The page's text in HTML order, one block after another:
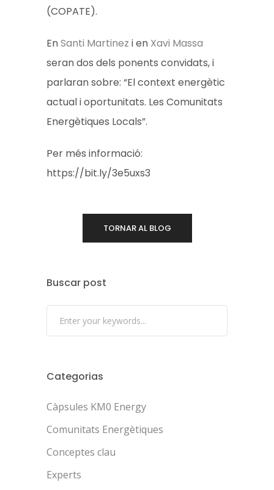
(COPATE).
EnSanti Martinez i en Xavi Massa
seran dos dels ponents convidats, i
parlaran sobre: “El context energètic
actual i oportunitats. Les Comunitats
Energètiques Locals”.
Per més informació:
https://bit.ly/3e5uxs3
TORNAR AL BLOG
Buscar post
Categorias
Càpsules KM0 Energy
Comunitats Energètiques
Conceptes clau
Experts